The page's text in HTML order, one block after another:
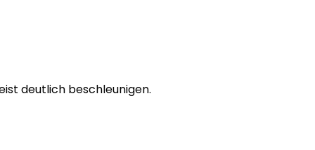
deutlich beschleunigen.